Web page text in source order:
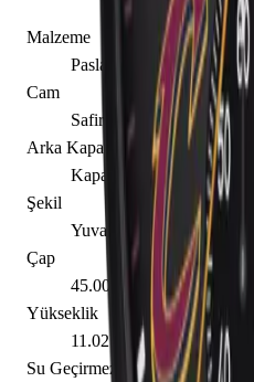
Malzeme
Paslanmaz Çelik
Cam
Safir
Arka Kapak
Kapalı
Şekil
Yuvarlak
Çap
45.00 mm
Yükseklik
11.02 mm
Su Geçirmezlik